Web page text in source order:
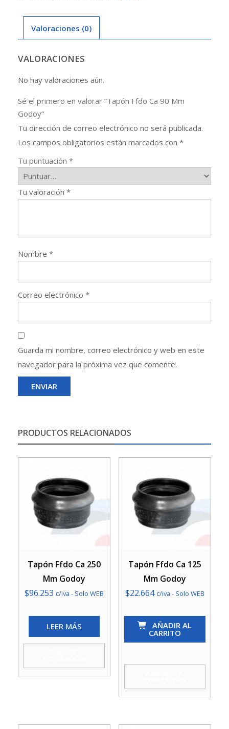
cantidad
Valoraciones (0)
VALORACIONES
No hay valoraciones aún.
Sé el primero en valorar “Tapón Ffdo Ca 90 Mm
Godoy”
Tu dirección de correo electrónico no será publicada.
Los campos obligatorios están marcados con *
Tu puntuación *
Tu valoración *
Nombre *
Correo electrónico *
Guarda mi nombre, correo electrónico y web en este
navegador para la próxima vez que comente.
PRODUCTOS RELACIONADOS
Tapón Ffdo Ca 250
Mm Godoy
$96.253 c/iva - Solo WEB
LEER MÁS
Tapón Ffdo Ca 125
Mm Godoy
$22.664 c/iva - Solo WEB
Tapón
Ffdo
Ca
Godoy
AÑADIR AL
CARRITO